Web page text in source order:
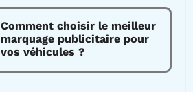
Comment choisir le meilleur
marquage publicitaire pour
vos véhicules ?